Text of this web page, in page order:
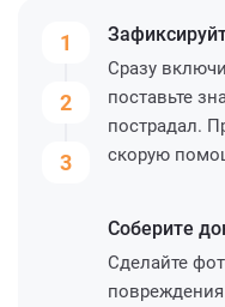
1
2
3
Сразу
поставьте
пострадал.
скорую
Соберите
Сделайте